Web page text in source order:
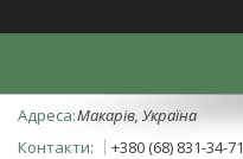
Mакарів, Україна
+380 (68) 831-34-71